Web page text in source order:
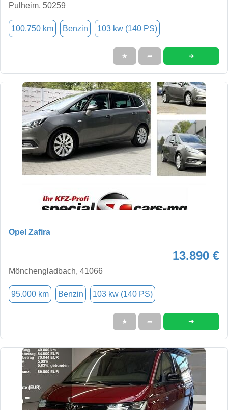
Pulheim, 50259
100.750 km Benzin 103 kw (140 PS)
★ ➦ ➜
Opel Zafira
13.890 €
Mönchengladbach, 41066
95.000 km Benzin 103 kw (140 PS)
★ ➦ ➜